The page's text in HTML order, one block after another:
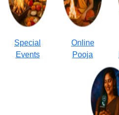
Special
Events
Online
Pooja